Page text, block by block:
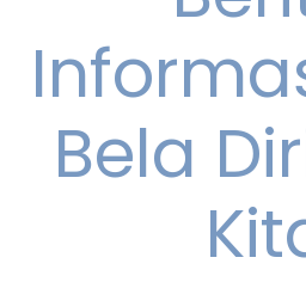
Bela